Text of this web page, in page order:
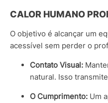
CALOR HUMANO
O objetivo é alcançar um
acessível sem perder o
Contato Visual:
natural. Isso
O Cumprimento: Um